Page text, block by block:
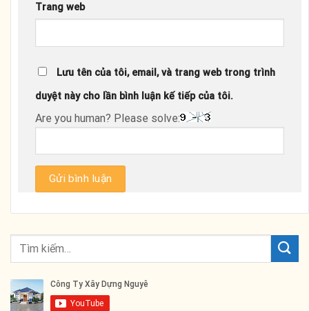
Trang web
Lưu tên của tôi, email, và trang web trong trình
duyệt này cho lần bình luận kế tiếp của tôi.
Are you human? Please solve: